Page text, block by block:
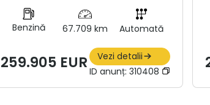
Benzină 67.709 km Automată
259.905 EUR
Vezi detalii
ID anunț: 310408